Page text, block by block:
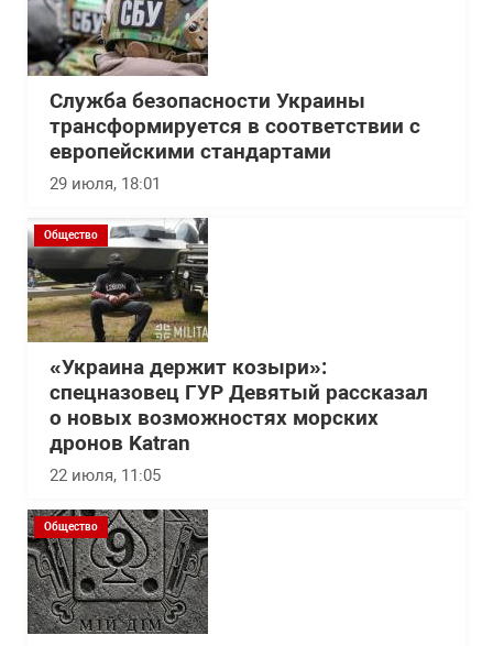
Служба безопасности Украины
трансформируется в соответствии с
европейскими стандартами
29 июля, 18:01
Общество
«Украина держит козыри»:
спецназовец ГУР Девятый рассказал
о новых возможностях морских
дронов Katran
22 июля, 11:05
Общество